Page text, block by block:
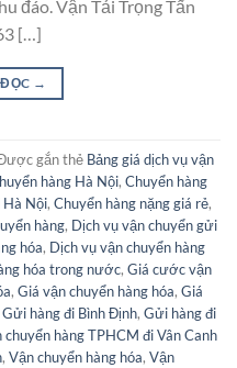
đáo. Vận Tải Trọng Tấn
[…]
→
gắn thẻ Bảng giá dịch vụ vận
hàng Hà Nội, Chuyển hàng
Hà Nội, Chuyển hàng nặng giá rẻ,
hàng, Dịch vụ vận chuyển gửi
hóa, Dịch vụ vận chuyển hàng
hóa trong nước, Giá cước vận
, Giá vận chuyển hàng hóa, Giá
Gửi hàng đi Bình Định, Gửi hàng đi
chuyển hàng TPHCM đi Vân Canh
, Vận chuyển hàng hóa, Vận